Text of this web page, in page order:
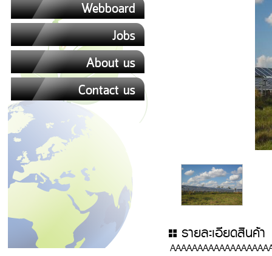
Webboard
Jobs
About us
Contact us
รายละเอียดสินค้า